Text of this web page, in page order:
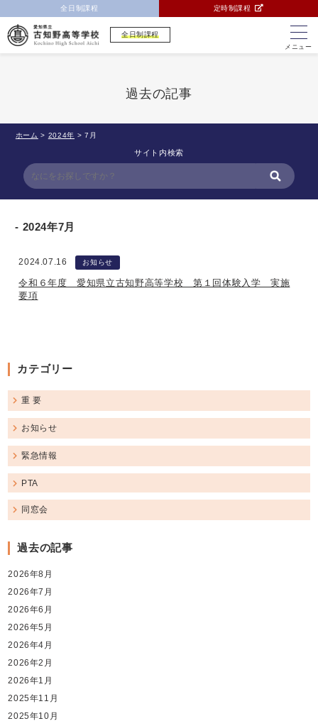
全日制課程 定時制課程
全日制課程
メニュー
過去の記事
ホーム > 2024年 > 7月
サイト内検索
2024年7月
2024.07.16 お知らせ
令和６年度 愛知県立古知野高等学校 第１回体験入学 実施
要項
カテゴリー
重 要
お知らせ
緊急情報
PTA
同窓会
過去の記事
2026年8月
2026年7月
2026年6月
2026年5月
2026年4月
2026年2月
2026年1月
2025年11月
2025年10月